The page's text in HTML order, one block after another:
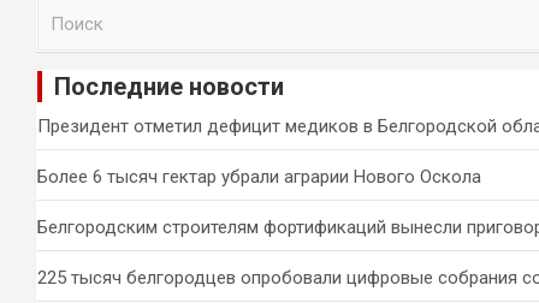
и
Последние новости
Президент отметил дефицит медиков в Белгородской
Более 6 тысяч гектар убрали аграрии Нового Оскола
Белгородским строителям фортификаций вынесли
225 тысяч белгородцев опробовали цифровые собрания